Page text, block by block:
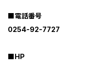
■電話番号
0254-92-7727
■HP